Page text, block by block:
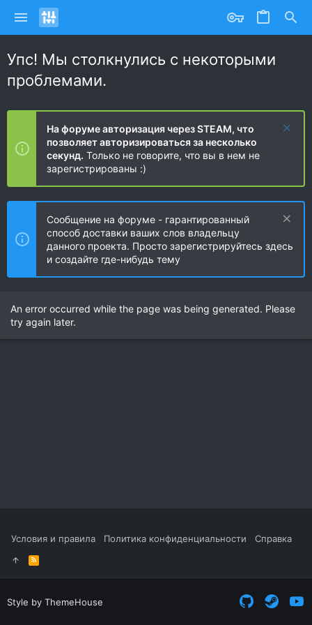
Упс! Мы столкнулись с некоторыми
проблемами.
На форуме авторизация через STEAM, что
позволяет авторизироваться за несколько
секунд. Только не говорите, что вы в нем не
зарегистрированы :)
Сообщение на форуме - гарантированный
способ доставки ваших слов владельцу
данного проекта. Просто зарегистрируйтесь здесь
и создайте где-нибудь тему
An error occurred while the page was being generated. Please
try again later.
Условия и правила Политика конфиденциальности Справка
R
S
S
Style by ThemeHouse